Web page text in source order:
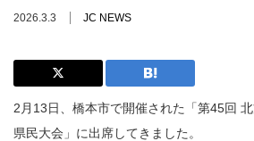
2026.3.3 JC NEWS
2月13日、橋本市で開催された「第45回
県民大会」に出席してきました。